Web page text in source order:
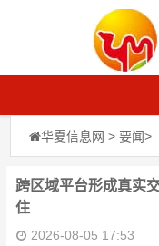
华夏信息网 >要闻>
跨区域平台形成真实
住
2026-08-05 17:53